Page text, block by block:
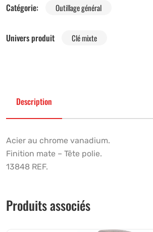
Catégorie:
Outillage général
Univers produit Clé mixte
Description
Acier au chrome vanadium.
Finition mate – Tête polie.
13848 REF.
Produits associés